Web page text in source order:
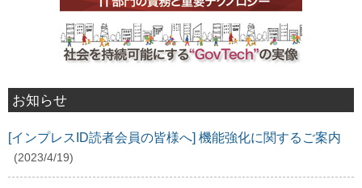
お知らせ
[インプレスID読者会員の皆様へ] 機能強化に関するご案内
(2023/4/19)